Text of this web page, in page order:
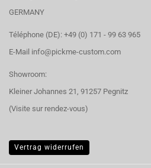
GERMANY
Téléphone (DE): +49 (0) 171 - 99 63 965
E-Mail info@pickme-custom.com
Showroom:
Kleiner Johannes 21, 91257 Pegnitz
(Visite sur rendez-vous)
Vertrag widerrufen